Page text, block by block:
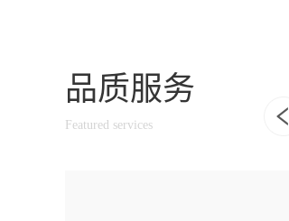
品质服务
Featured services
独立诊室 一站式家庭口腔健康管理